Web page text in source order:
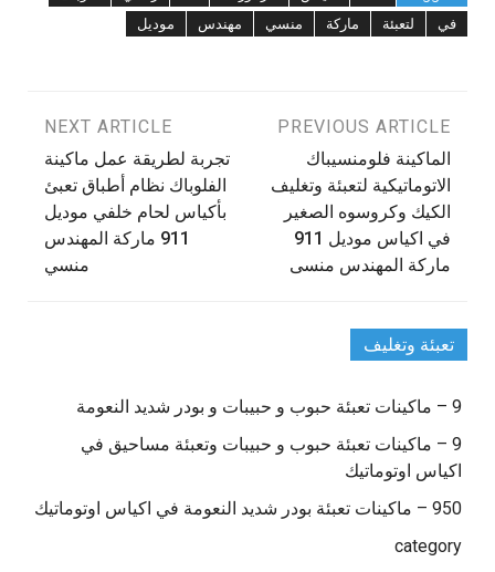
في
لتعبئة ماركة منسي مهندس موديل
تصفّح
المقالات
PREVIOUS ARTICLE
‫الماكينة فلومنسيباك
الاتوماتيكية لتعبئة وتغليف
الكيك وكروسوه الصغير
في اكياس موديل 911
NEXT ARTICLE
تجربة لطريقة عمل ماكينة
الفلوباك نظام أطباق تعبئ
بأكياس لحام خلفي موديل
911 ماركة المهندس
منسي
تعبئة وتغليف
9 – ماكينات تعبئة حبوب و حبيبات و بودر شديد النعومة
9 – ماكينات تعبئة حبوب و حبيبات وتعبئة مساحيق في
اكياس اوتوماتيك
950 – ماكينات تعبئة بودر شديد النعومة في اكياس اوتوماتيك
category